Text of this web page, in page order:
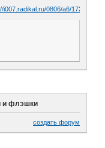
и флэшки
создать форум